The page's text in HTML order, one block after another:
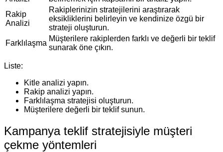
Rakip
Analizi
Rakiplerinizin stratejilerini araştırarak
eksikliklerini belirleyin ve kendinize özgü bir
strateji oluşturun.
Farklılaşma
Müşterilere rakiplerden farklı ve değerli bir teklif
sunarak öne çıkın.
Liste:
Kitle analizi yapın.
Rakip analizi yapın.
Farklılaşma stratejisi oluşturun.
Müşterilere değerli bir teklif sunun.
Kampanya teklif stratejisiyle müşteri
çekme yöntemleri